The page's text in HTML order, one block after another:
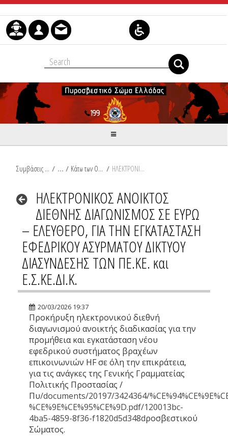
Μετάβαση στο περιεχόμενο
Συμβάσεις Διαβουλεύσεις Διαγωνισμοί / Κάτω των Ορίων / ΗΛΕΚΤΡΟΝΙΚΟΣ ΑΝΟΙΚΤΟΣ ΔΙΕΘΝΗΣ ΔΙΑΓΩΝΙΣΜΟΣ ΣΕ ΕΥΡΩ – ΕΛΕΥΘΕΡΟ, ΓΙΑ ΤΗΝ ΕΓΚΑΤΑΣΤΑΣΗ ΕΦΕΔΡΙΚΟΥ ΑΣΥΡΜΑΤΟΥ ΔΙΚΤΥΟΥ ΔΙΑΣΥΝΔΕΣΗΣ ΤΩΝ ΠΕ.ΚΕ. και Ε.Σ.ΚΕ.ΔΙ.Κ.
ΗΛΕΚΤΡΟΝΙΚΟΣ ΑΝΟΙΚΤΟΣ
ΔΙΕΘΝΗΣ ΔΙΑΓΩΝΙΣΜΟΣ ΣΕ ΕΥΡΩ
– ΕΛΕΥΘΕΡΟ, ΓΙΑ ΤΗΝ ΕΓΚΑΤΑΣΤΑΣΗ
ΕΦΕΔΡΙΚΟΥ ΑΣΥΡΜΑΤΟΥ ΔΙΚΤΥΟΥ
ΔΙΑΣΥΝΔΕΣΗΣ ΤΩΝ ΠΕ.ΚΕ. και
Ε.Σ.ΚΕ.ΔΙ.Κ.
20/03/2026 19:37
Προκήρυξη ηλεκτρονικού διεθνή
διαγωνισμού ανοικτής διαδικασίας για την
προμήθεια και εγκατάσταση νέου
εφεδρικού συστήματος βραχέων
επικοινωνιών HF σε όλη την επικράτεια,
για τις ανάγκες της Γενικής Γραμματείας
Πολιτικής Προστασίας /
Πυ/documents/20197/3424364/
%CE%9E%CE%95%CE%9D.pdf/120013bc-
4ba5-4859-8f36-f1820d5d348dροσβεστικού
Σώματος.